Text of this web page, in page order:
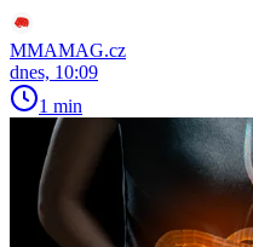
MMAMAG.cz
dnes, 10:09
1 min